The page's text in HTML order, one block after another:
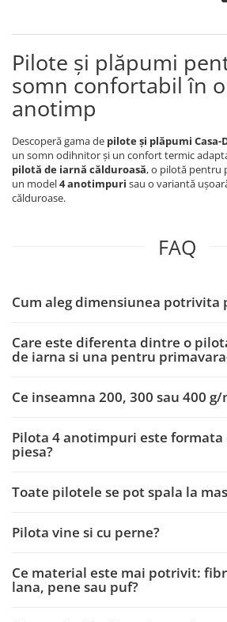
Pilote și plăpumi
somn confortabil în
anotimp
Descoperă gama de pilote și plăpumi Casa-
un somn odihnitor și un confort termic
pilotă de iarnă călduroasă, o pilotă pentru
un model4 anotimpuri sau o variantă
călduroase.
FAQ
Cum aleg dimensiunea potrivita
Care este diferenta dintre o
de iarna si una pentru
Ce inseamna 200, 300 sau 400
Pilota 4 anotimpuri este
piesa?
Toate pilotele se pot spala la
Pilota vine si cu perne?
Ce material este mai potrivit:
lana, pene sau puf?